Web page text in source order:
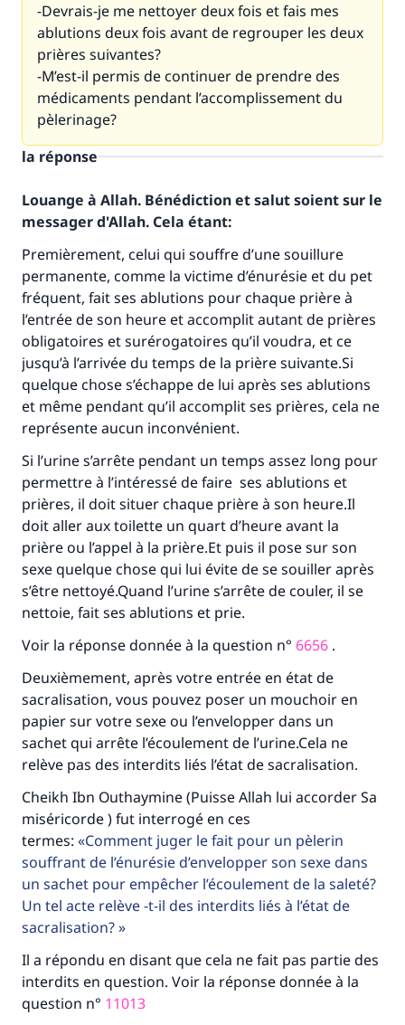
-Devrais-je me nettoyer deux fois et fais mes
ablutions deux fois avant de regrouper les deux
prières suivantes?
-M’est-il permis de continuer de prendre des
médicaments pendant l’accomplissement du
pèlerinage?
la réponse
Louange à Allah. Bénédiction et salut soient sur le
messager d'Allah. Cela étant:
Premièrement, celui qui souffre d’une souillure
permanente, comme la victime d’énurésie et du pet
fréquent, fait ses ablutions pour chaque prière à
l’entrée de son heure et accomplit autant de prières
obligatoires et surérogatoires qu’il voudra, et ce
jusqu’à l’arrivée du temps de la prière suivante.Si
quelque chose s’échappe de lui après ses ablutions
et même pendant qu’il accomplit ses prières, cela ne
représente aucun inconvénient.
Si l’urine s’arrête pendant un temps assez long pour
permettre à l’intéressé de faire ses ablutions et
prières, il doit situer chaque prière à son heure.Il
doit aller aux toilette un quart d’heure avant la
prière ou l’appel à la prière.Et puis il pose sur son
sexe quelque chose qui lui évite de se souiller après
s’être nettoyé.Quand l’urine s’arrête de couler, il se
nettoie, fait ses ablutions et prie.
Voir la réponse donnée à la question n° 6656 .
Deuxièmement, après votre entrée en état de
sacralisation, vous pouvez poser un mouchoir en
papier sur votre sexe ou l’envelopper dans un
sachet qui arrête l’écoulement de l’urine.Cela ne
relève pas des interdits liés l’état de sacralisation.
Cheikh Ibn Outhaymine (Puisse Allah lui accorder Sa
miséricorde ) fut interrogé en ces
termes:
Comment juger le fait pour un pèlerin
souffrant de l’énurésie d’envelopper son sexe dans
un sachet pour empêcher l’écoulement de la saleté?
Un tel acte relève -t-il des interdits liés à l’état de
sacralisation?
Il a répondu en disant que cela ne fait pas partie des
interdits en question. Voir la réponse donnée à la
question n° 11013
Faites une différence dans la vie de
millions de personnes grâce à votre